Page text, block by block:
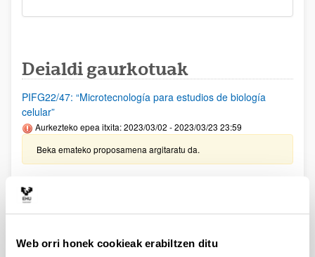
Web orri honek cookieak erabiltzen ditu
Deialdi gaurkotuak
PIFG22/47: “Microtecnología para estudios de biología
celular”
Aurkezteko epea itxita: 2023/03/02 - 2023/03/23 23:59
Beka emateko proposamena argitaratu da.
celular”
Aurkezteko epea itxita: 2023/03/03 - 2023/03/23 23:59